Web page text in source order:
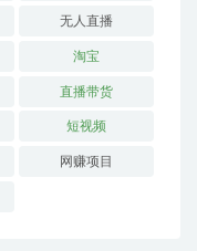
无人直播
淘宝
直播带货
短视频
网赚项目